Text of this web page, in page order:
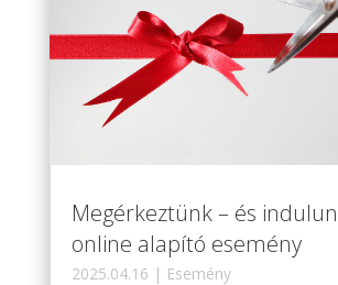
Megérkeztünk – és
online alapító esemény
2025.04.16 | Esemény